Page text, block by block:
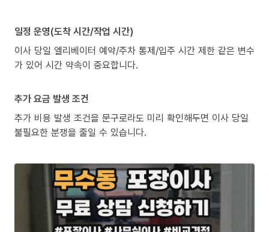
일정 운영(도착 시간/작업 시간)
이사 당일 엘리베이터 예약/주차 통제/입주 시간 제한 같은 변수
가 있어 시간 약속이 중요합니다.
추가 요금 발생 조건
추가 비용 발생 조건을 문구로라도 미리 확인해두면 이사 당일
불필요한 분쟁을 줄일 수 있습니다.